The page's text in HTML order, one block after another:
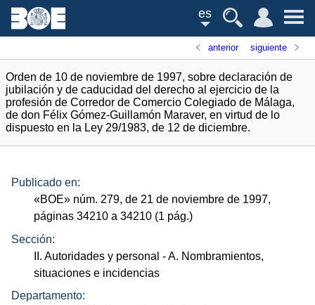
es
anterior siguiente
Orden de 10 de noviembre de 1997, sobre declaración de
jubilación y de caducidad del derecho al ejercicio de la
profesión de Corredor de Comercio Colegiado de Málaga,
de don Félix Gómez-Guillamón Maraver, en virtud de lo
dispuesto en la Ley 29/1983, de 12 de diciembre.
Publicado en:
«BOE» núm. 279, de 21 de noviembre de 1997,
páginas 34210 a 34210 (1 pág.)
Sección:
II. Autoridades y personal - A. Nombramientos,
situaciones e incidencias
Departamento: